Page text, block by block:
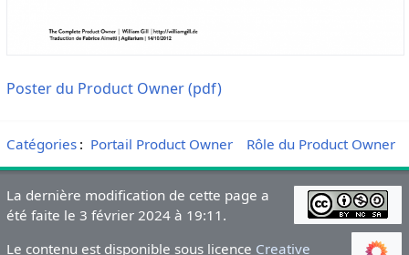
Poster du Product Owner (pdf)
Catégories: Portail Product Owner Rôle du Product Owner
La dernière modification de cette page a
été faite le 3 février 2024 à 19:11.
Le contenu est disponible sous licence Creative